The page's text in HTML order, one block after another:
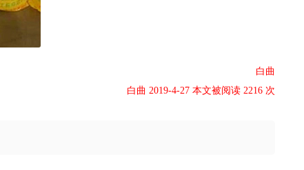
白曲
白曲 2019-4-27 本文被阅读 2216 次